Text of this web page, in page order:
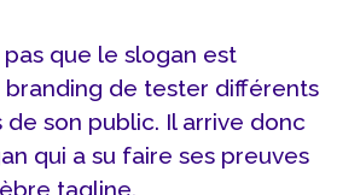
pas que le slogan est
branding de tester différents
de son public. Il arrive donc
qui a su faire ses preuves
tagline.